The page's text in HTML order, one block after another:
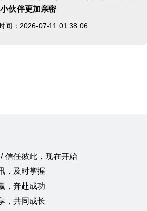
伙伴更加亲密
间：2026-07-11 01:38:06
信任彼此，现在开始
，及时掌握
，奔赴成功
，共同成长